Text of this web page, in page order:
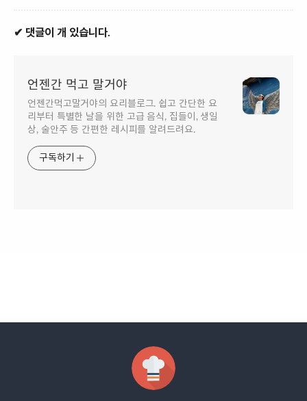
✔ 댓글이 개 있습니다.
언젠간 먹고 말거야
언젠간먹고말거야의 요리블로그. 쉽고 간단한 요
리부터 특별한 날을 위한 고급 음식, 집들이, 생일
상, 술안주 등 간편한 레시피를 알려드려요.
구독하기